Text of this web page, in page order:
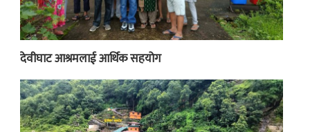
देवीघाट आश्रमलाई आर्थिक सहयोग